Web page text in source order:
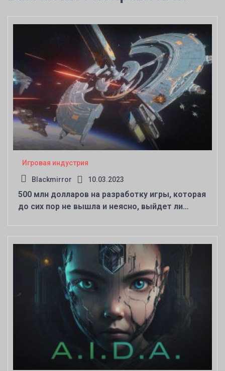
Игровая индустрия
Blackmirror 10.03.2023
500 млн долларов на разработку игры, которая
до сих пор не вышла и неясно, выйдет ли